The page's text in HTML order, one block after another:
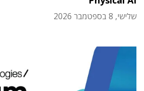
שלישי, 8 בספטמבר 2026